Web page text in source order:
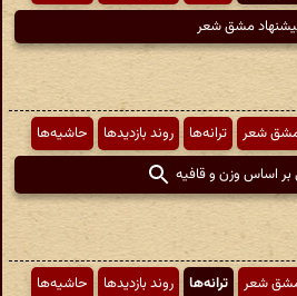
مشق شعر
شعر ترانه‌ها روند بازدیدها
حاشیه‌ها
بر اساس وزن و قافیه
شعر ترانه‌ها روند بازدیدها
حاشیه‌ها